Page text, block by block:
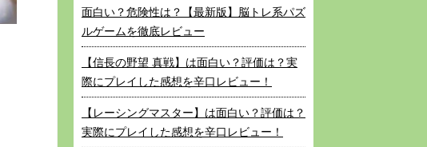
面白い？危険性は？【最新版】脳トレ系パズ
ルゲームを徹底レビュー
【信長の野望 真戦】は面白い？評価は？実
際にプレイした感想を辛口レビュー！
【レーシングマスター】は面白い？評価は？
実際にプレイした感想を辛口レビュー！